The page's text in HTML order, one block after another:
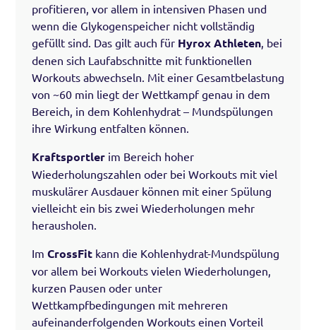
profitieren, vor allem in intensiven Phasen und
wenn die Glykogenspeicher nicht vollständig
gefüllt sind. Das gilt auch für Hyrox Athleten, bei
denen sich Laufabschnitte mit funktionellen
Workouts abwechseln. Mit einer Gesamtbelastung
von ~60 min liegt der Wettkampf genau in dem
Bereich, in dem Kohlenhydrat – Mundspülungen
ihre Wirkung entfalten können.
Kraftsportlerim Bereich hoher
Wiederholungszahlen oder bei Workouts mit viel
muskulärer Ausdauer können mit einer Spülung
vielleicht ein bis zwei Wiederholungen mehr
herausholen.
Im CrossFitkann die Kohlenhydrat-Mundspülung
vor allem bei Workouts vielen Wiederholungen,
kurzen Pausen oder unter
Wettkampfbedingungen mit mehreren
aufeinanderfolgenden Workouts einen Vorteil